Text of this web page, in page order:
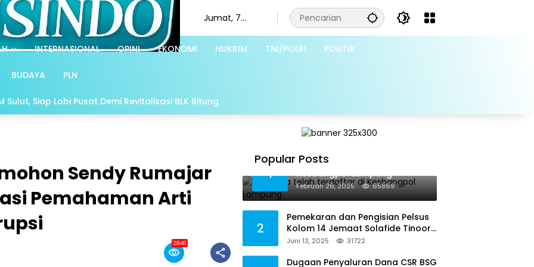
Jumat, 7
INTERNASIONAL OPINI EKONOMI HUKRIM TNI/POLRI POLITIK
BUDAYA PLN
Siap Lobi Pusat Demi Revitalisasi BLK Bitung
Sendy Rumajar
Pemahaman Arti
2848
Popular Posts
1
Grib Jaya telah terdaftar di
Kesbangpol Lampung
Februari 26, 2025 65869
2
Pemekaran dan Pengisian Pelsus
Kolom 14 Jemaat Solafide Tinoor
Langgar Tata Gereja 2021, Toreh :
Juni 13, 2025 31722
Dugaan Penyaluran Dana CSR BSG